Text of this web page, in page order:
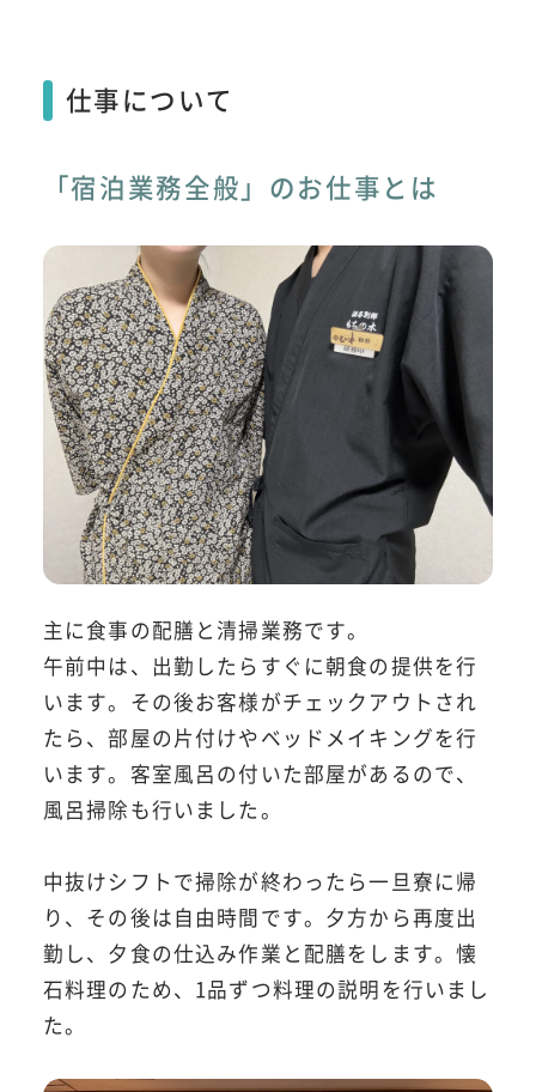
仕事について
「宿泊業務全般」のお仕事とは
主に食事の配膳と清掃業務です。
午前中は、出勤したらすぐに朝食の提供を行
います。その後お客様がチェックアウトされ
たら、部屋の片付けやベッドメイキングを行
います。客室風呂の付いた部屋があるので、
風呂掃除も行いました。
中抜けシフトで掃除が終わったら一旦寮に帰
り、その後は自由時間です。夕方から再度出
勤し、夕食の仕込み作業と配膳をします。懐
石料理のため、1品ずつ料理の説明を行いまし
た。